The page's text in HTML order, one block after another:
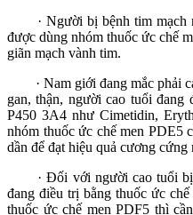
· Người bị bệnh tim mạch
được dùng nhóm thuốc ức chế
giãn mạch vành tim.
· Nam giới đang mắc phải
gan, thận, người cao tuổi đang
P450 3A4 như Cimetidin,
nhóm thuốc ức chế men PDE5
dần để đạt hiệu quả cương
· Đối với người cao tuổi bị
đang điều trị bằng thuốc ức
thuốc ức chế men PDF5 thì